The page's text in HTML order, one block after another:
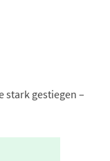
stark gestiegen –